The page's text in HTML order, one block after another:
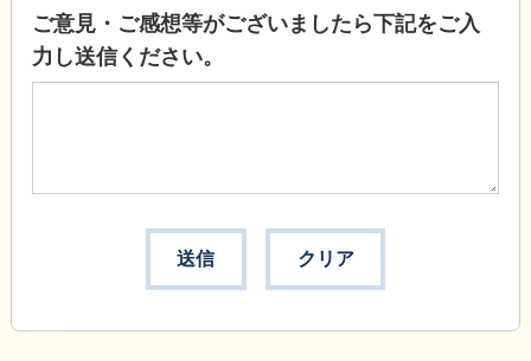
ご意見・ご感想等がございましたら下記をご入
力し送信ください。